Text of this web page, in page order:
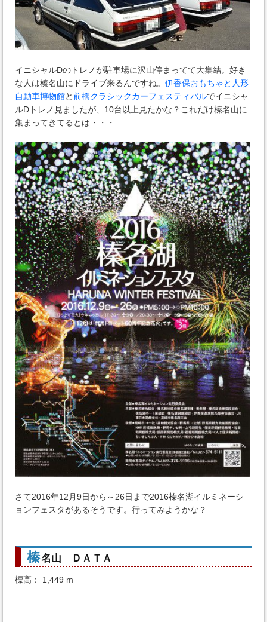
イニシャルDのトレノが駐車場に沢山停まってて大集結。好き
な人は榛名山にドライブ来るんですね。伊香保おもちゃと人形
自動車博物館と前橋クラシックカーフェスティバルでイニシャ
ルDトレノ見ましたが、10台以上見たかな？これだけ榛名山に
集まってきてるとは・・・
さて2016年12月9日から～26日まで2016榛名湖イルミネーシ
ョンフェスタがあるそうです。行ってみようかな？
榛名山 ＤＡＴＡ
標高： 1,449 m